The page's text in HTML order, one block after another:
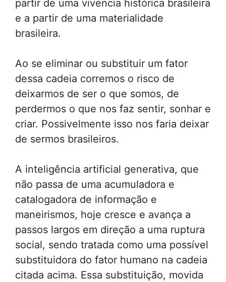
partir de uma vivencia histórica brasileira
e a partir de uma materialidade
brasileira.
Ao se eliminar ou substituir um fator
dessa cadeia corremos o risco de
deixarmos de ser o que somos, de
perdermos o que nos faz sentir, sonhar e
criar. Possivelmente isso nos faria deixar
de sermos brasileiros.
A inteligência artificial generativa, que
não passa de uma acumuladora e
catalogadora de informação e
maneirismos, hoje cresce e avança a
passos largos em direção a uma ruptura
social, sendo tratada como uma possível
substituidora do fator humano na cadeia
citada acima. Essa substituição, movida